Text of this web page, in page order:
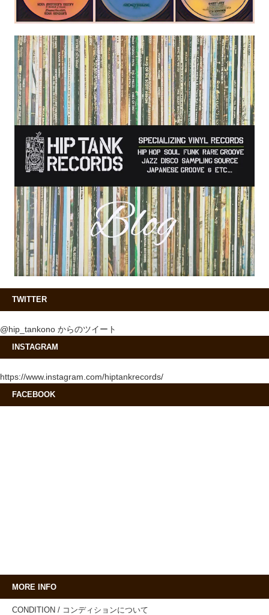
TWITTER
@hip_tankono からのツイート
INSTAGRAM
https://www.instagram.com/hiptankrecords/
FACEBOOK
MORE INFO
CONDITION / コンディションについて